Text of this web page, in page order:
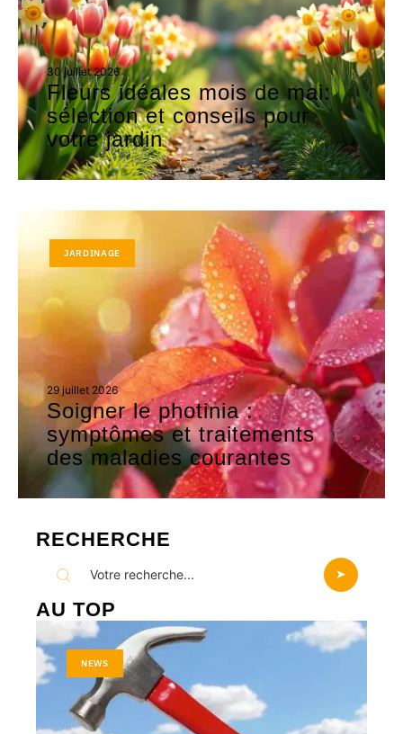
30 juillet 2026
Fleurs idéales mois de mai:
sélection et conseils pour
votre jardin
JARDINAGE
29 juillet 2026
Soigner le photinia :
symptômes et traitements
des maladies courantes
RECHERCHE
AU TOP
NEWS